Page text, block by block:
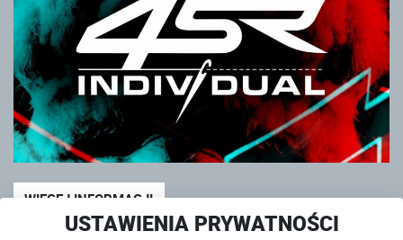
USTAWIENIA PRYWATNOŚCI
WIĘCEJ INFORMACJI